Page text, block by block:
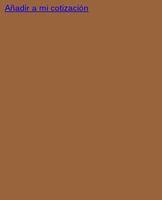
Añadir a mi cotización